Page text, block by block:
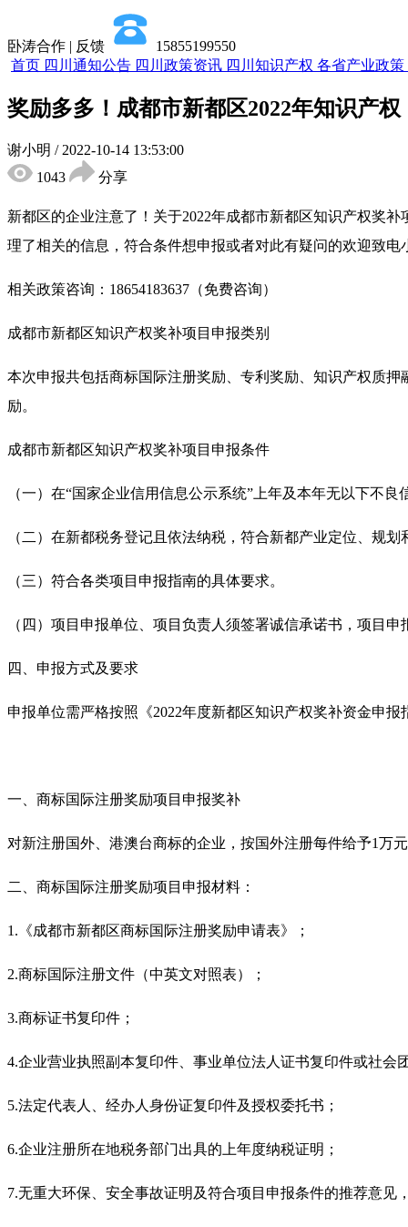
卧涛合作 | 反馈
15855199550
首页 四川通知公告 四川政策资讯 四川知识产权 各省产业政策
奖励多多！成都市新都区2022年知识产
谢小明 / 2022-10-14 13:53:00
1043
分享
新都区的企业注意了！关于2022年成都市新都区知识产权奖
理了相关的信息，符合条件想申报或者对此有疑问的欢迎致电
相关政策咨询：18654183637（免费咨询）
成都市新都区知识产权奖补项目申报类别
本次申报共包括商标国际注册奖励、专利奖励、知识产权质
励。
成都市新都区知识产权奖补项目申报条件
（一）在“国家企业信用信息公示系统”上年及本年无以下不
（二）在新都税务登记且依法纳税，符合新都产业定位、规
（三）符合各类项目申报指南的具体要求。
（四）项目申报单位、项目负责人须签署诚信承诺书，项目
四、申报方式及要求
申报单位需严格按照《2022年度新都区知识产权奖补资金申
一、 商标国际注册奖励项目申报奖补
对新注册国外、港澳台商标的企业，按国外注册每件给予1万
二、商标国际注册奖励项目申报材料：
1.《成都市新都区商标国际注册奖励申请表》；
2.商标国际注册文件（中英文对照表）；
3.商标证书复印件；
4.企业营业执照副本复印件、事业单位法人证书复印件或社会
5.法定代表人、经办人身份证复印件及授权委托书；
6.企业注册所在地税务部门出具的上年度纳税证明；
7.无重大环保、安全事故证明及符合项目申报条件的推荐意见